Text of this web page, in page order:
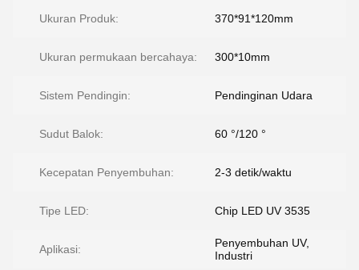
Ukuran Produk: 370*91*120mm
Ukuran permukaan bercahaya: 300*10mm
Sistem Pendingin: Pendinginan Udara
Sudut Balok: 60 °/120 °
Kecepatan Penyembuhan: 2-3 detik/waktu
Tipe LED: Chip LED UV 3535
Aplikasi:
Penyembuhan UV,
Industri